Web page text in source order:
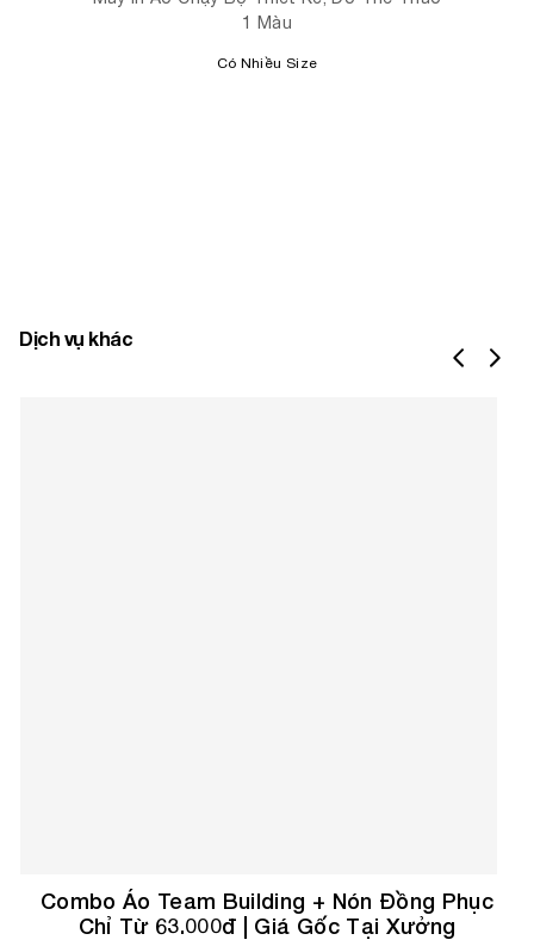
1
Màu
Có Nhiều Size
Dịch vụ khác
Combo Áo Team Building + Nón Đồng Phục
Chỉ Từ 63.000đ | Giá Gốc Tại Xưởng